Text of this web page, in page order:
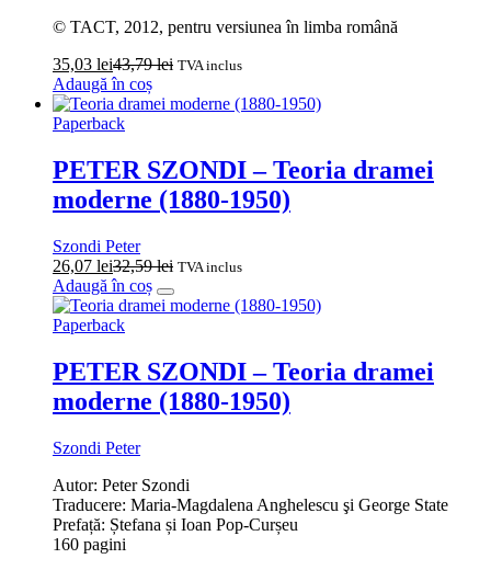
© TACT, 2012, pentru versiunea în limba română
35,03 lei43,79lei TVA inclus
Adaugă în coș
Paperback
PETER SZONDI – Teoria dramei
moderne (1880-1950)
Szondi Peter
26,07 lei32,59lei TVA inclus
Adaugă în coș
Paperback
PETER SZONDI – Teoria dramei
moderne (1880-1950)
Szondi Peter
Autor: Peter Szondi
Traducere: Maria-Magdalena Anghelescu şi George State
Prefață: Ștefana și Ioan Pop-Curșeu
160 pagini